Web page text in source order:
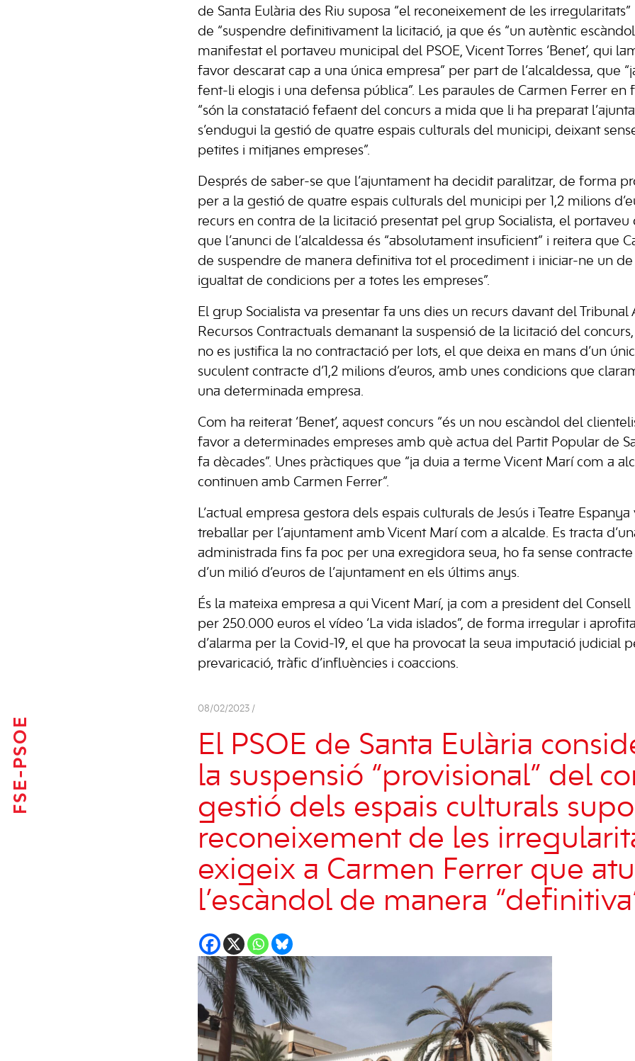
FSE-PSOE
de Santa Eulària des Riu suposa “el reconeixement de les
de “suspendre definitivament la licitació, ja que és “un autèntic
manifestat el portaveu municipal del PSOE, Vicent Torres ‘Benet’, qui
favor descarat cap a una única empresa” per part de l’alcaldessa, que
fent-li elogis i una defensa pública”. Les paraules de Carmen Ferrer en
“són la constatació fefaent del concurs a mida que li ha preparat
s’endugui la gestió de quatre espais culturals del municipi, deixant
petites i mitjanes empreses”.
Després de saber-se que l’ajuntament ha decidit paralitzar, de forma
per a la gestió de quatre espais culturals del municipi per 1,2 milions
recurs en contra de la licitació presentat pel grup Socialista, el portaveu
que l’anunci de l’alcaldessa és “absolutament insuficient” i reitera que
de suspendre de manera definitiva tot el procediment i iniciar-ne un
igualtat de condicions per a totes les empreses”.
El grup Socialista va presentar fa uns dies un recurs davant del
Recursos Contractuals demanant la suspensió de la licitació del
no es justifica la no contractació per lots, el que deixa en mans d’un
suculent contracte d’1,2 milions d’euros, amb unes condicions que
una determinada empresa.
Com ha reiterat ‘Benet’, aquest concurs “és un nou escàndol del
favor a determinades empreses amb què actua del Partit Popular de
fa dècades”. Unes pràctiques que “ja duia a terme Vicent Marí com a
continuen amb Carmen Ferrer”.
L’actual empresa gestora dels espais culturals de Jesús i Teatre
treballar per l’ajuntament amb Vicent Marí com a alcalde. Es tracta
administrada fins fa poc per una exregidora seua, ho fa sense
d’un milió d’euros de l’ajuntament en els últims anys.
És la mateixa empresa a qui Vicent Marí, ja com a president del Consell
per 250.000 euros el vídeo ‘La vida islados”, de forma irregular i
d’alarma per la Covid-19, el que ha provocat la seua imputació judicial
prevaricació, tràfic d’influències i coaccions.
08/02/2023 /
El PSOE de Santa Eulària
la suspensió “provisional” del
gestió dels espais culturals
reconeixement de les
exigeix a Carmen Ferrer que
l’escàndol de manera